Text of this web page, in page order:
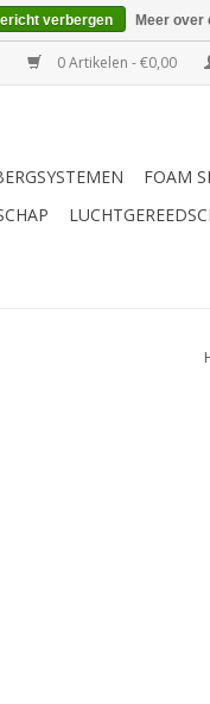
0 Artikelen - €0,00
FOAM
verbergen Meer over